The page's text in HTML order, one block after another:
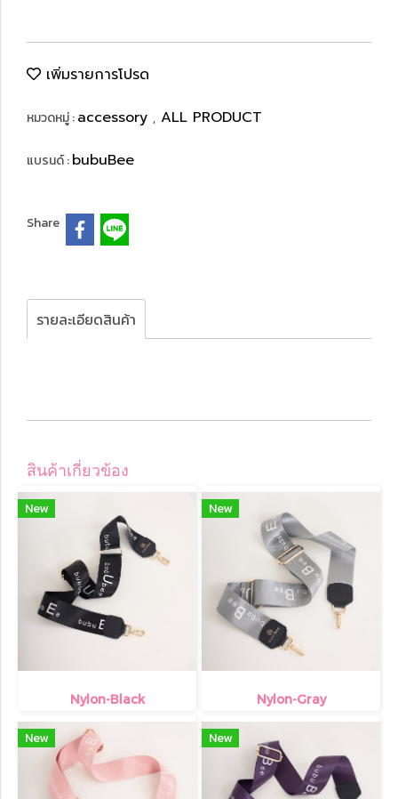
เพิ่มรายการโปรด
หมวดหมู่ :accessory , ALL PRODUCT
แบรนด์ :bubuBee
Share
รายละเอียดสินค้า
สินค้าเกี่ยวข้อง
New
Nylon-Black
New
Nylon-Gray
New New